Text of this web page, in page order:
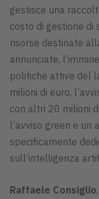
gestisce una
costo di gestione di
risorse destinate
annunciate,
politiche attive del
milioni di euro,
con altri 20 milioni
l’avviso green e un
specificamente
sull’intelligenza
Raffaele Consiglio